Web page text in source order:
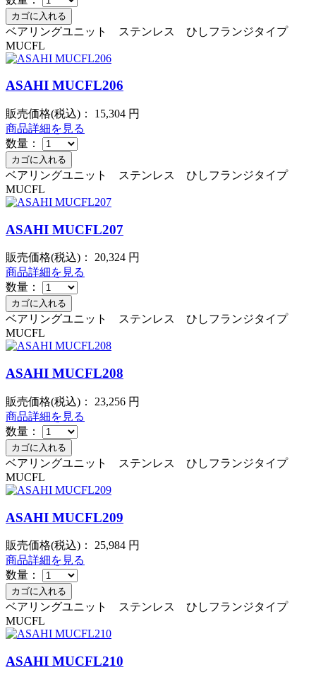
ベアリングユニット ステンレス ひしフランジタイプ
MUCFL
ASAHI MUCFL206
販売価格(税込)： 15,304 円
商品詳細を見る
数量：
ベアリングユニット ステンレス ひしフランジタイプ
MUCFL
ASAHI MUCFL207
販売価格(税込)： 20,324 円
商品詳細を見る
数量：
ベアリングユニット ステンレス ひしフランジタイプ
MUCFL
ASAHI MUCFL208
販売価格(税込)： 23,256 円
商品詳細を見る
数量：
ベアリングユニット ステンレス ひしフランジタイプ
MUCFL
ASAHI MUCFL209
販売価格(税込)： 25,984 円
商品詳細を見る
数量：
ベアリングユニット ステンレス ひしフランジタイプ
MUCFL
ASAHI MUCFL210